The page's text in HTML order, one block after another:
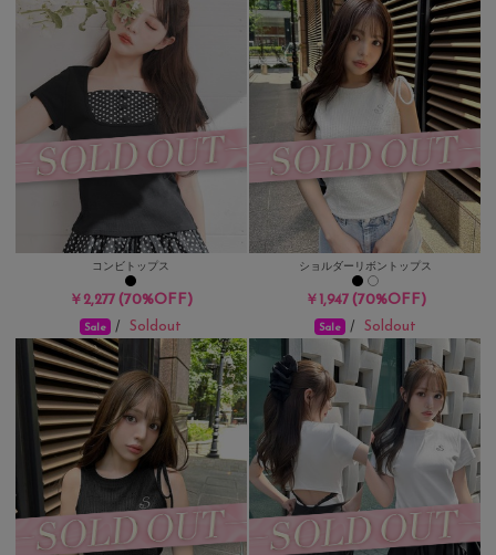
コンビトップス
￥2,277(70%OFF)
ショルダーリボントップス
￥1,947(70%OFF)
Sale /Soldout Sale / Soldout